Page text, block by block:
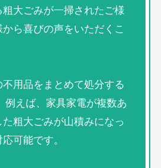
大ごみが一掃されたご様
ら喜びの声をいただくこ
用品をまとめて処分する
例えば、家具家電が複数あ
粗大ごみが山積みになっ
可能です。